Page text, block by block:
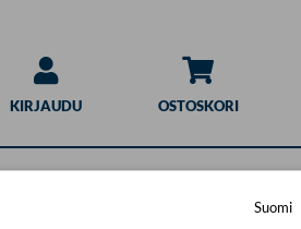
KIRJAUDU OSTOSKORI
Suomi